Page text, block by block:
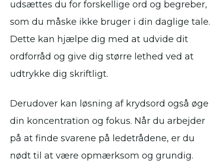
udsættes du for forskellige ord og begreber,
som du måske ikke bruger i din daglige tale.
Dette kan hjælpe dig med at udvide dit
ordforråd og give dig større lethed ved at
udtrykke dig skriftligt.
Derudover kan løsning af krydsord også øge
din koncentration og fokus. Når du arbejder
på at finde svarene på ledetrådene, er du
nødt til at være opmærksom og grundig.